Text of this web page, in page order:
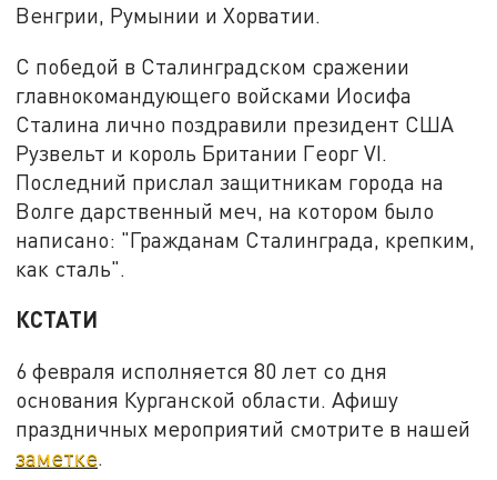
Венгрии, Румынии и Хорватии.
С победой в Сталинградском сражении
главнокомандующего войсками Иосифа
Сталина лично поздравили президент США
Рузвельт и король Британии Георг VI.
Последний прислал защитникам города на
Волге дарственный меч, на котором было
написано: "Гражданам Сталинграда, крепким,
как сталь".
КСТАТИ
6 февраля исполняется 80 лет со дня
основания Курганской области. Афишу
праздничных мероприятий смотрите в нашей
заметке.